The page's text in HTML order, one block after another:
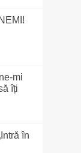
mi
îți
în